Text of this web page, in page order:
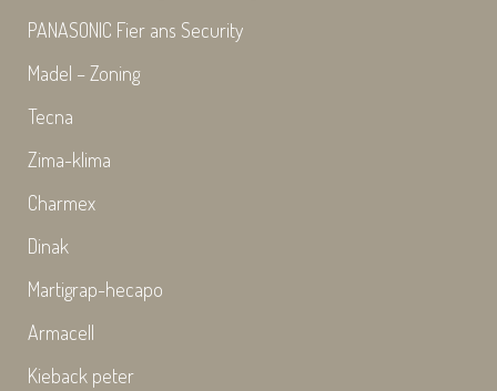
PANASONIC Fier ans Security
Madel – Zoning
Tecna
Zima-klima
Charmex
Dinak
Martigrap-hecapo
Armacell
Kieback peter